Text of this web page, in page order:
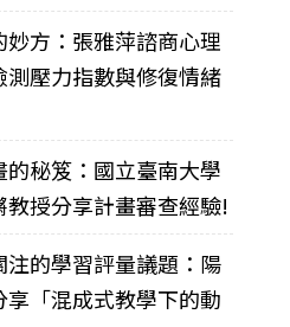
方：張雅萍諮商心理
壓力指數與修復情緒
秘笈：國立臺南大學
授分享計畫審查經驗!
注的學習評量議題：陽
「混成式教學下的動